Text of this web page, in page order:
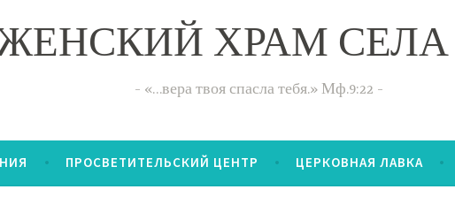
ХРАМ
«…вера твоя спасла тебя.» Мф.9:22
ПРОСВЕТИТЕЛЬСКИЙ ЦЕНТР ЦЕРКОВНАЯ ЛАВКА